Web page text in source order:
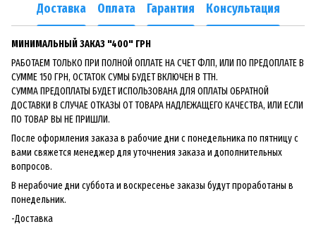
Доставка Оплата Гарантия Консультация
МИНИМАЛЬНЫЙ ЗАКАЗ "400" ГРН
РАБОТАЕМ ТОЛЬКО ПРИ ПОЛНОЙ ОПЛАТЕ НА СЧЕТ ФЛП, ИЛИ ПО ПРЕДОПЛАТЕ В
СУММЕ 150 ГРН, ОСТАТОК СУМЫ БУДЕТ ВКЛЮЧЕН В ТТН.
СУММА ПРЕДОПЛАТЫ БУДЕТ ИСПОЛЬЗОВАНА ДЛЯ ОПЛАТЫ ОБРАТНОЙ
ДОСТАВКИ В СЛУЧАЕ ОТКАЗЫ ОТ ТОВАРА НАДЛЕЖАЩЕГО КАЧЕСТВА, ИЛИ ЕСЛИ
ПО ТОВАР ВЫ НЕ ПРИШЛИ.
После оформления заказа в рабочие дни с понедельника по пятницу с
вами свяжется менеджер для уточнения заказа и дополнительных
вопросов.
В нерабочие дни суббота и воскресенье заказы будут проработаны в
понедельник.
-Доставка